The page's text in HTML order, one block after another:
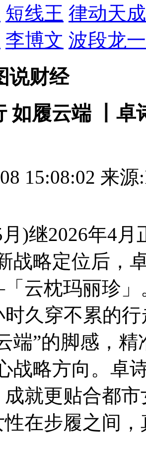
短线王 律动天成
李博文 波段龙一
说财经
如履云端 丨卓
15:08:02 来源
月)继2026年4
战略定位后，
云枕玛丽珍」
时久穿不累的
端”的脚感，
战略方向。卓
就更贴合都
在步履之间